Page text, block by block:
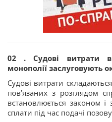
02 . Судові витрати в
монополії заслуговують
Судові витрати
пов’язаних з розглядом
встановлюється законом
сплати під час подачі